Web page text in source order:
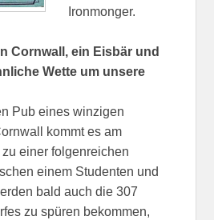
Ironmonger.
Cornwall, ein Eisbär und
Wette um unsere
Pub eines winzigen
kommt es am
einer folgenreichen
einem Studenten und
bald auch die 307
zu spüren bekommen,